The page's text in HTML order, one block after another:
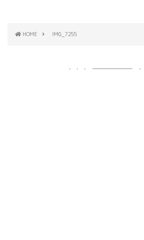
HOME IMG_7255